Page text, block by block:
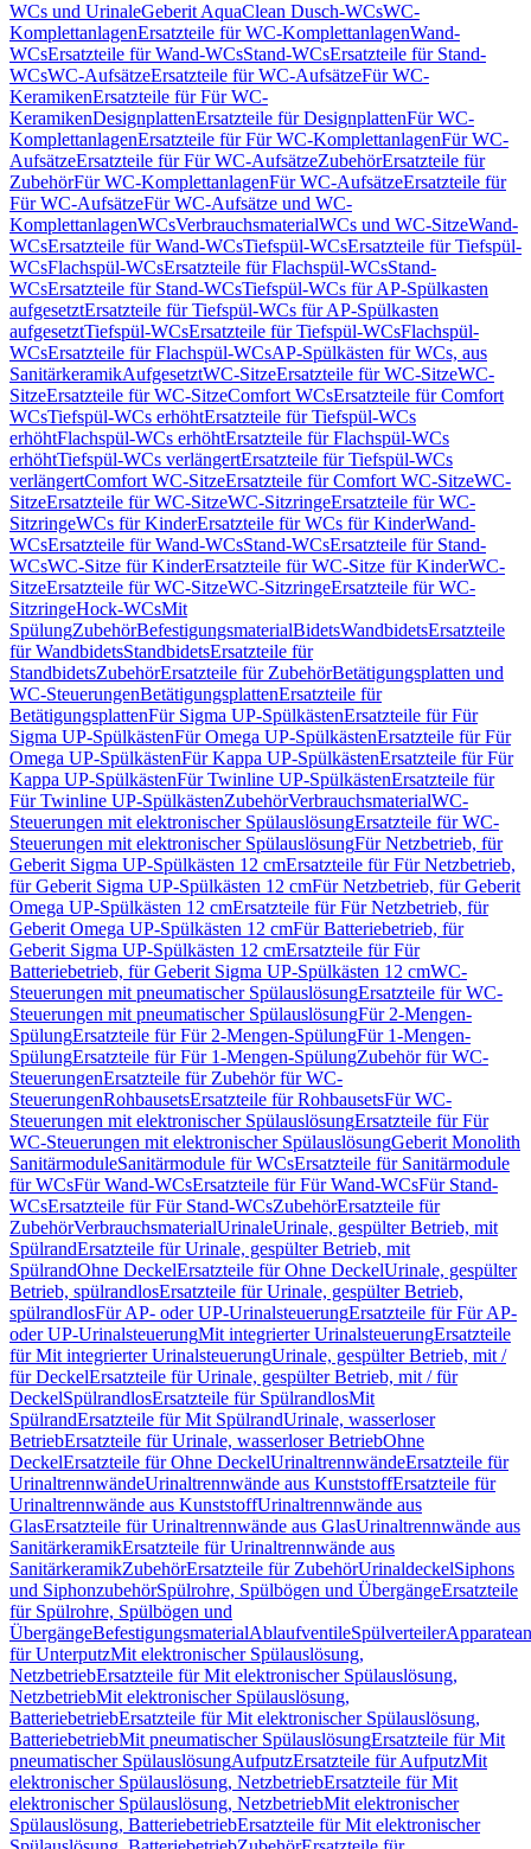
WCs und UrinaleGeberit AquaClean Dusch-WCsWC-
KomplettanlagenErsatzteile für WC-KomplettanlagenWand-
WCsErsatzteile für Wand-WCsStand-WCsErsatzteile für Stand-
WCsWC-AufsätzeErsatzteile für WC-AufsätzeFür WC-
KeramikenErsatzteile für Für WC-
KeramikenDesignplattenErsatzteile für DesignplattenFür WC-
KomplettanlagenErsatzteile für Für WC-KomplettanlagenFür WC-
AufsätzeErsatzteile für Für WC-AufsätzeZubehörErsatzteile für
ZubehörFür WC-KomplettanlagenFür WC-AufsätzeErsatzteile für
Für WC-AufsätzeFür WC-Aufsätze und WC-
KomplettanlagenWCsVerbrauchsmaterialWCs und WC-SitzeWand-
WCsErsatzteile für Wand-WCsTiefspül-WCsErsatzteile für Tiefspül-
WCsFlachspül-WCsErsatzteile für Flachspül-WCsStand-
WCsErsatzteile für Stand-WCsTiefspül-WCs für AP-Spülkasten
aufgesetztErsatzteile für Tiefspül-WCs für AP-Spülkasten
aufgesetztTiefspül-WCsErsatzteile für Tiefspül-WCsFlachspül-
WCsErsatzteile für Flachspül-WCsAP-Spülkästen für WCs, aus
SanitärkeramikAufgesetztWC-SitzeErsatzteile für WC-SitzeWC-
SitzeErsatzteile für WC-SitzeComfort WCsErsatzteile für Comfort
WCsTiefspül-WCs erhöhtErsatzteile für Tiefspül-WCs
erhöhtFlachspül-WCs erhöhtErsatzteile für Flachspül-WCs
erhöhtTiefspül-WCs verlängertErsatzteile für Tiefspül-WCs
verlängertComfort WC-SitzeErsatzteile für Comfort WC-SitzeWC-
SitzeErsatzteile für WC-SitzeWC-SitzringeErsatzteile für WC-
SitzringeWCs für KinderErsatzteile für WCs für KinderWand-
WCsErsatzteile für Wand-WCsStand-WCsErsatzteile für Stand-
WCsWC-Sitze für KinderErsatzteile für WC-Sitze für KinderWC-
SitzeErsatzteile für WC-SitzeWC-SitzringeErsatzteile für WC-
SitzringeHock-WCsMit
SpülungZubehörBefestigungsmaterialBidetsWandbidetsErsatzteile
für WandbidetsStandbidetsErsatzteile für
StandbidetsZubehörErsatzteile für ZubehörBetätigungsplatten und
WC-SteuerungenBetätigungsplattenErsatzteile für
BetätigungsplattenFür Sigma UP-SpülkästenErsatzteile für Für
Sigma UP-SpülkästenFür Omega UP-SpülkästenErsatzteile für Für
Omega UP-SpülkästenFür Kappa UP-SpülkästenErsatzteile für Für
Kappa UP-SpülkästenFür Twinline UP-SpülkästenErsatzteile für
Für Twinline UP-SpülkästenZubehörVerbrauchsmaterialWC-
Steuerungen mit elektronischer SpülauslösungErsatzteile für WC-
Steuerungen mit elektronischer SpülauslösungFür Netzbetrieb, für
Geberit Sigma UP-Spülkästen 12 cmErsatzteile für Für Netzbetrieb,
für Geberit Sigma UP-Spülkästen 12 cmFür Netzbetrieb, für Geberit
Omega UP-Spülkästen 12 cmErsatzteile für Für Netzbetrieb, für
Geberit Omega UP-Spülkästen 12 cmFür Batteriebetrieb, für
Geberit Sigma UP-Spülkästen 12 cmErsatzteile für Für
Batteriebetrieb, für Geberit Sigma UP-Spülkästen 12 cmWC-
Steuerungen mit pneumatischer SpülauslösungErsatzteile für WC-
Steuerungen mit pneumatischer SpülauslösungFür 2-Mengen-
SpülungErsatzteile für Für 2-Mengen-SpülungFür 1-Mengen-
SpülungErsatzteile für Für 1-Mengen-SpülungZubehör für WC-
SteuerungenErsatzteile für Zubehör für WC-
SteuerungenRohbausetsErsatzteile für RohbausetsFür WC-
Steuerungen mit elektronischer SpülauslösungErsatzteile für Für
WC-Steuerungen mit elektronischer SpülauslösungGeberit Monolith
SanitärmoduleSanitärmodule für WCsErsatzteile für Sanitärmodule
für WCsFür Wand-WCsErsatzteile für Für Wand-WCsFür Stand-
WCsErsatzteile für Für Stand-WCsZubehörErsatzteile für
ZubehörVerbrauchsmaterialUrinaleUrinale, gespülter Betrieb, mit
SpülrandErsatzteile für Urinale, gespülter Betrieb, mit
SpülrandOhne DeckelErsatzteile für Ohne DeckelUrinale, gespülter
Betrieb, spülrandlosErsatzteile für Urinale, gespülter Betrieb,
spülrandlosFür AP- oder UP-UrinalsteuerungErsatzteile für Für AP-
oder UP-UrinalsteuerungMit integrierter UrinalsteuerungErsatzteile
für Mit integrierter UrinalsteuerungUrinale, gespülter Betrieb, mit /
für DeckelErsatzteile für Urinale, gespülter Betrieb, mit / für
DeckelSpülrandlosErsatzteile für SpülrandlosMit
SpülrandErsatzteile für Mit SpülrandUrinale, wasserloser
BetriebErsatzteile für Urinale, wasserloser BetriebOhne
DeckelErsatzteile für Ohne DeckelUrinaltrennwändeErsatzteile für
UrinaltrennwändeUrinaltrennwände aus KunststoffErsatzteile für
Urinaltrennwände aus KunststoffUrinaltrennwände aus
GlasErsatzteile für Urinaltrennwände aus GlasUrinaltrennwände aus
SanitärkeramikErsatzteile für Urinaltrennwände aus
SanitärkeramikZubehörErsatzteile für ZubehörUrinaldeckelSiphons
und SiphonzubehörSpülrohre, Spülbögen und ÜbergängeErsatzteile
für Spülrohre, Spülbögen und
ÜbergängeBefestigungsmaterialAblaufventileSpülverteiler
für UnterputzMit elektronischer Spülauslösung,
NetzbetriebErsatzteile für Mit elektronischer Spülauslösung,
NetzbetriebMit elektronischer Spülauslösung,
BatteriebetriebErsatzteile für Mit elektronischer Spülauslösung,
BatteriebetriebMit pneumatischer SpülauslösungErsatzteile für Mit
pneumatischer SpülauslösungAufputzErsatzteile für AufputzMit
elektronischer Spülauslösung, NetzbetriebErsatzteile für Mit
elektronischer Spülauslösung, NetzbetriebMit elektronischer
Spülauslösung, BatteriebetriebErsatzteile für Mit elektronischer